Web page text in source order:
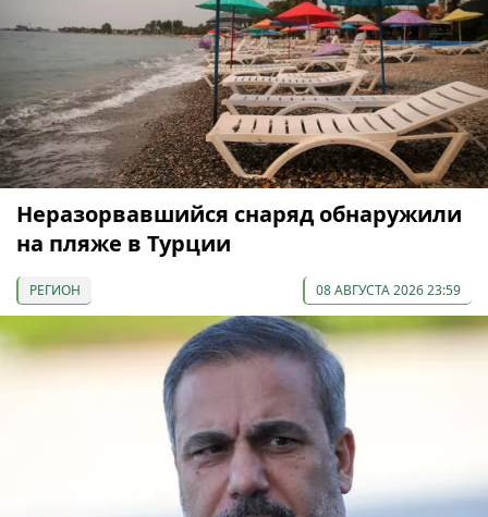
Неразорвавшийся снаряд обнаружили
на пляже в Турции
РЕГИОН 08 АВГУСТА 2026 23:59